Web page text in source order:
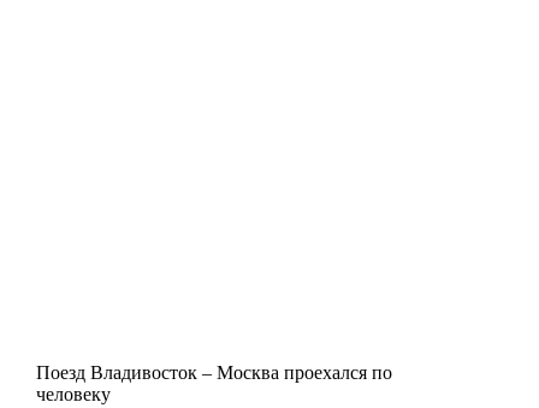
Поезд Владивосток – Москва проехался по
человеку